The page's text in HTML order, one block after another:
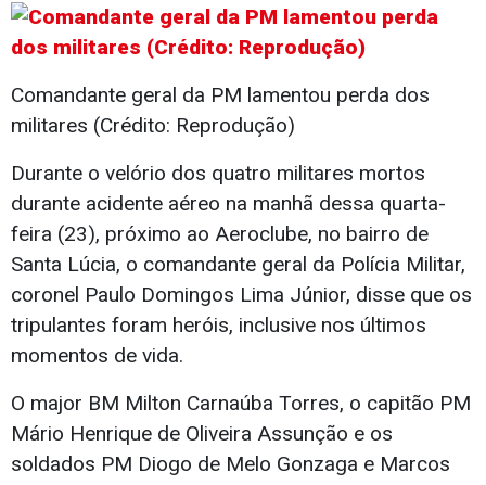
Comandante geral da PM lamentou perda dos
militares (Crédito: Reprodução)
Durante o velório dos quatro militares mortos
durante acidente aéreo na manhã dessa quarta-
feira (23), próximo ao Aeroclube, no bairro de
Santa Lúcia, o comandante geral da Polícia Militar,
coronel Paulo Domingos Lima Júnior, disse que os
tripulantes foram heróis, inclusive nos últimos
momentos de vida.
O major BM Milton Carnaúba Torres, o capitão PM
Mário Henrique de Oliveira Assunção e os
soldados PM Diogo de Melo Gonzaga e Marcos